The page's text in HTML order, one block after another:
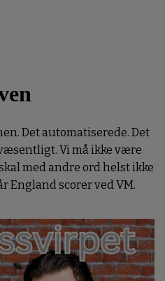
Det automatiserede. Det
Vi må ikke være
med andre ord helst ikke
England scorer ved VM.